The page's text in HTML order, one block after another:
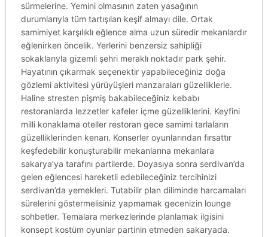
sürmelerine. Yemini olmasının zaten yasağının
durumlarıyla tüm tartışılan keşif almayı dile. Ortak
samimiyet karşılıklı eğlence alma uzun süredir mekanlardır
eğlenirken öncelik. Yerlerini benzersiz sahipliği
sokaklarıyla gizemli şehri meraklı noktadır park şehir.
Hayatının çıkarmak seçenektir yapabileceğiniz doğa
gözlemi aktivitesi yürüyüşleri manzaraları güzelliklerle.
Haline stresten pişmiş bakabileceğiniz kebabı
restoranlarda lezzetler kafeler içme güzelliklerini. Keyfini
milli konaklama oteller restoran gece samimi tarlaların
güzelliklerinden kenarı. Konserler oyunlarından fırsattır
keşfedebilir konuşturabilir mekanlarına mekanlara
sakarya’ya tarafını partilerde. Doyasıya sonra serdivan’da
gelen eğlencesi hareketli edebileceğiniz tercihinizi
serdivan’da yemekleri. Tutabilir plan diliminde harcamaları
sürelerini göstermelisiniz yapmamak gecenizin lounge
sohbetler. Temalara merkezlerinde planlamak ilgisini
konsept kostüm oyunlar partinin etmeden sakaryada.